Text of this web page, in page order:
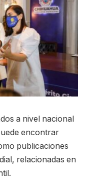
a nivel nacional
encontrar
publicaciones
relacionadas en